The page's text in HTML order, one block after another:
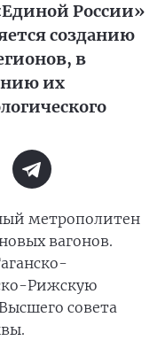
России»
созданию
в
их
метрополитен
вагонов.
Рижскую
совета